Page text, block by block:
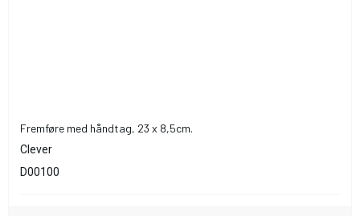
Fremføre med håndtag, 23 x 8,5cm.
Clever
D00100